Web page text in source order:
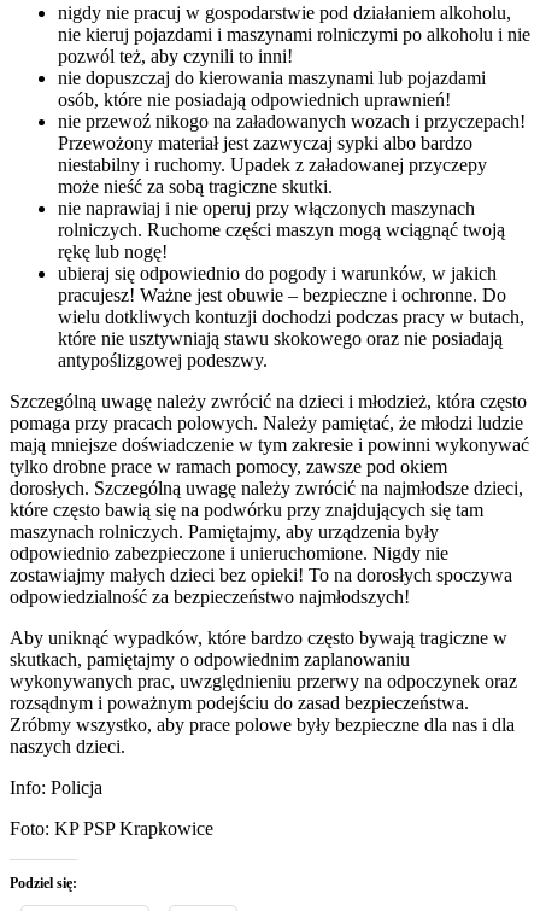
nigdy nie pracuj w gospodarstwie pod działaniem alkoholu,
nie kieruj pojazdami i maszynami rolniczymi po alkoholu i nie
pozwól też, aby czynili to inni!
nie dopuszczaj do kierowania maszynami lub pojazdami
osób, które nie posiadają odpowiednich uprawnień!
nie przewoź nikogo na załadowanych wozach i przyczepach!
Przewożony materiał jest zazwyczaj sypki albo bardzo
niestabilny i ruchomy. Upadek z załadowanej przyczepy
może nieść za sobą tragiczne skutki.
nie naprawiaj i nie operuj przy włączonych maszynach
rolniczych. Ruchome części maszyn mogą wciągnąć twoją
rękę lub nogę!
ubieraj się odpowiednio do pogody i warunków, w jakich
pracujesz! Ważne jest obuwie – bezpieczne i ochronne. Do
wielu dotkliwych kontuzji dochodzi podczas pracy w butach,
które nie usztywniają stawu skokowego oraz nie posiadają
antypoślizgowej podeszwy.
Szczególną uwagę należy zwrócić na dzieci i młodzież, która często
pomaga przy pracach polowych. Należy pamiętać, że młodzi ludzie
mają mniejsze doświadczenie w tym zakresie i powinni wykonywać
tylko drobne prace w ramach pomocy, zawsze pod okiem
dorosłych. Szczególną uwagę należy zwrócić na najmłodsze dzieci,
które często bawią się na podwórku przy znajdujących się tam
maszynach rolniczych. Pamiętajmy, aby urządzenia były
odpowiednio zabezpieczone i unieruchomione. Nigdy nie
zostawiajmy małych dzieci bez opieki! To na dorosłych spoczywa
odpowiedzialność za bezpieczeństwo najmłodszych!
Aby uniknąć wypadków, które bardzo często bywają tragiczne w
skutkach, pamiętajmy o odpowiednim zaplanowaniu
wykonywanych prac, uwzględnieniu przerwy na odpoczynek oraz
rozsądnym i poważnym podejściu do zasad bezpieczeństwa.
Zróbmy wszystko, aby prace polowe były bezpieczne dla nas i dla
naszych dzieci.
Info: Policja
Foto: KP PSP Krapkowice
Podziel się: